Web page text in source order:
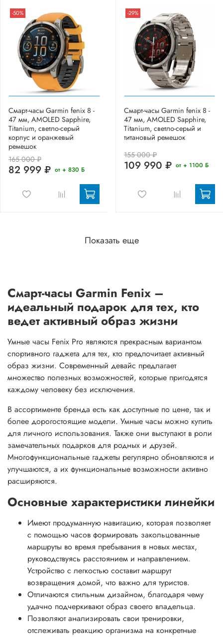
-50%
Смарт-часы Garmin fenix 8 -
47 мм, AMOLED Sapphire,
Titanium, светло-серый
корпус и оранжевый
ремешок
165 000 ₽
82 999 ₽ от + 830 Б
-29%
Смарт-часы Garmin fenix 8 -
47 мм, AMOLED Sapphire,
Titanium, светло-серый и
титановый ремешок
155 000 ₽
109 990 ₽ от + 1100 Б
Показать еще
Смарт-часы Garmin Fenix –
идеальный подарок для тех, кто
ведет активный образ жизни
Умные часы Fenix Pro являются прекрасным вариантом
спортивного гаджета для тех, кто предпочитает активный
образ жизни. Современный девайс предлагает
множество полезных возможностей, которые пригодятся
каждому человеку без исключения.
В ассортименте бренда есть как доступные по цене, так и
более дорогостоящие модели. Умные часы можно купить
для личного использования. Также они выступают в роли
замечательных подарков для родных и друзей.
Многофункциональные гаджеты регулярно обновляются и
улучшаются, а их функциональные возможности активно
расширяются.
Основные характеристики линейки
Имеют продуманную навигацию, которая позволяет
с помощью часов формировать закольцованные
маршруты во время пребывания в новых местах,
руководствуясь расстоянием и направлением.
Устройство с легкостью составит маршрут
возвращения домой, что важно для туристов.
Отличаются стильным дизайном, благодаря чему
удачно подчеркивают образ своего владельца.
Позволяют анализировать свои тренировки,
отслеживать реакцию организма на конкретные